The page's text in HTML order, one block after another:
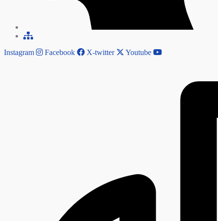
Instagram Facebook X-twitter Youtube